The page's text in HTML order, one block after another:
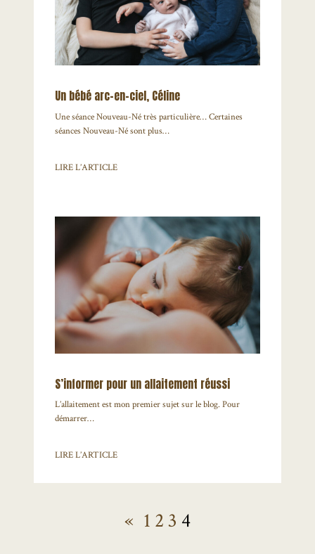
Un bébé arc-en-ciel, Céline
Une séance Nouveau-Né très particulière… Certaines
séances Nouveau-Né sont plus…
LIRE L’ARTICLE
S’informer pour un allaitement réussi
L’allaitement est mon premier sujet sur le blog. Pour
démarrer…
LIRE L’ARTICLE
« 1 23 4